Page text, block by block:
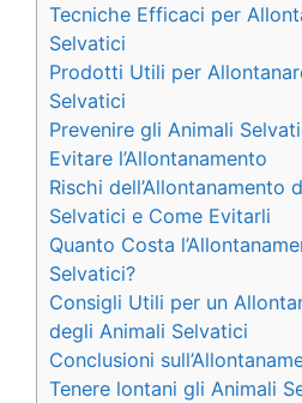
Tecniche Efficaci per
Selvatici
Prodotti Utili per
Selvatici
Prevenire gli Animali
Evitare l’Allontanamento
Rischi dell’Allontanamento
Selvatici e Come Evitarli
Quanto Costa
Selvatici?
Consigli Utili per un
degli Animali Selvatici
Conclusioni
Tenere lontani gli Animali